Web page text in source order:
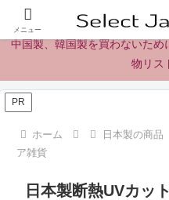
日本製の商品、製品
中国製、韓国製を買わないた
物リス
PR
ホーム 日本製の商品
ア雑貨
日本製断熱UVカッ
メニュー